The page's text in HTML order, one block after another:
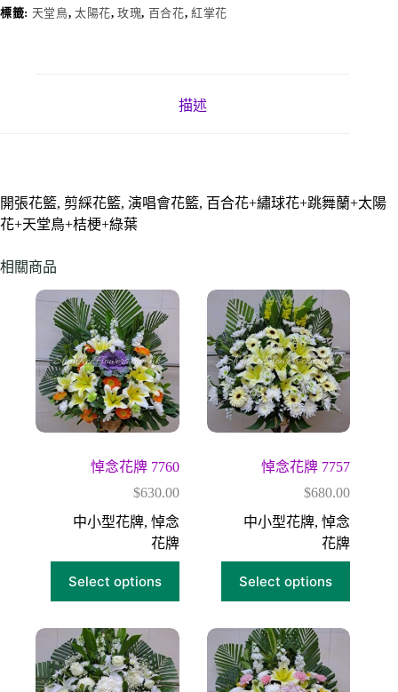
標籤: 天堂鳥, 太陽花,玫瑰, 百合花,紅掌花
描述
開張花籃, 剪綵花籃, 演唱會花籃, 百合花+繡球花+跳舞蘭+太陽
花+天堂鳥+桔梗+綠葉
相關商品
悼念花牌 7760
$630.00
中小型花牌, 悼念
花牌
Select options
悼念花牌 7757
$680.00
中小型花牌,悼念
花牌
Select options